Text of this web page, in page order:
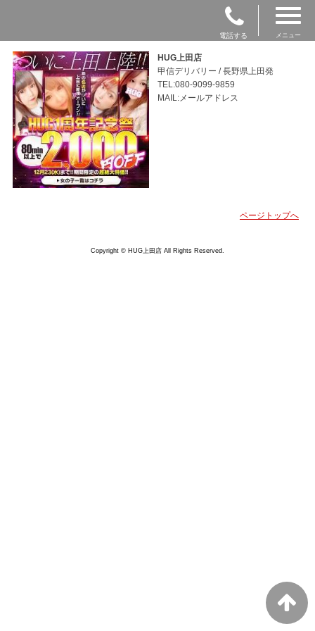
電話する メニュー
HUG上田店
甲信デリバリー / 長野県上田発
TEL:080-9099-9859
MAIL:メールアドレス
ページトップへ
Copyright © HUG上田店 All Rights Reserved.